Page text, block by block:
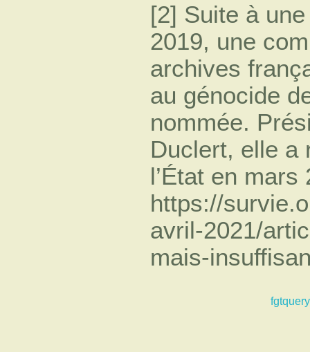
[2] Suite à
2019, une
archives
au génocide
nommée.
Duclert, elle a
l’État en
https://
avril-2021/
mais-